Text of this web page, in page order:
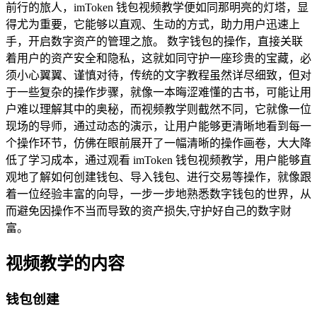
前行的旅人，imToken 钱包视频教学便如同那明亮的灯塔，显
得尤为重要，它能够以直观、生动的方式，助力用户迅速上
手，开启数字资产的管理之旅。 数字钱包的操作，直接关联
着用户的资产安全和隐私，这就如同守护一座珍贵的宝藏，必
须小心翼翼、谨慎对待，传统的文字教程虽然详尽细致，但对
于一些复杂的操作步骤，就像一本晦涩难懂的古书，可能让用
户难以理解其中的奥秘，而视频教学则截然不同，它就像一位
现场的导师，通过动态的演示，让用户能够更清晰地看到每一
个操作环节，仿佛在眼前展开了一幅清晰的操作画卷，大大降
低了学习成本，通过观看 imToken 钱包视频教学，用户能够直
观地了解如何创建钱包、导入钱包、进行交易等操作，就像跟
着一位经验丰富的向导，一步一步地熟悉数字钱包的世界，从
而避免因操作不当而导致的资产损失,守护好自己的数字财
富。
视频教学的内容
钱包创建